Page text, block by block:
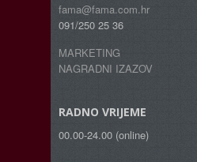
fama@fama.com.hr
091/250 25 36
MARKETING
NAGRADNI IZAZOV
RADNO VRIJEME
00.00-24.00 (online)